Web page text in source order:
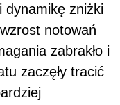
dynamikę zniżki
notowań
zabrakło i
zaczęły tracić